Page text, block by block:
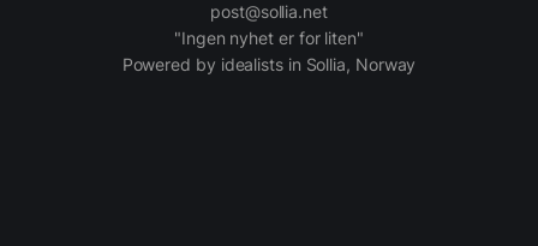
post@sollia.net
"Ingen nyhet er for liten"
Powered by idealists in Sollia, Norway